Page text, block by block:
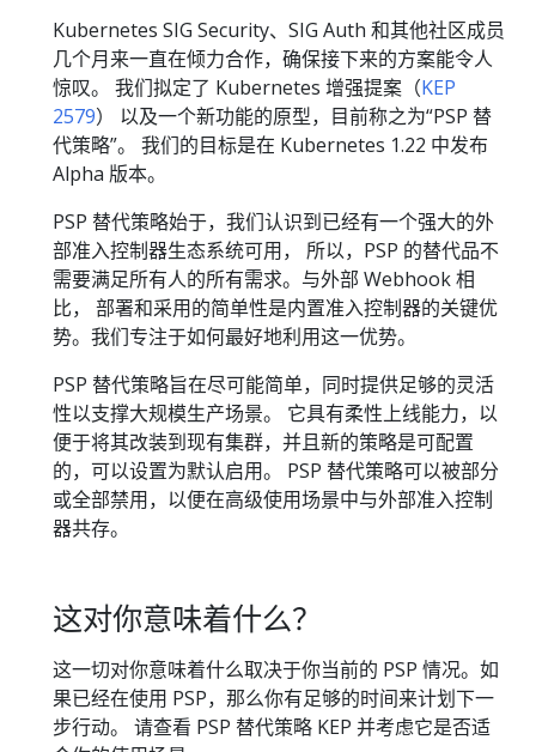
Kubernetes SIG Security、SIG Auth 和其他社区成员
几个月来一直在倾力合作，确保接下来的方案能令人
惊叹。 我们拟定了 Kubernetes 增强提案（KEP
2579） 以及一个新功能的原型，目前称之为“PSP 替
代策略”。 我们的目标是在 Kubernetes 1.22 中发布
Alpha 版本。
PSP 替代策略始于，我们认识到已经有一个强大的外
部准入控制器生态系统可用， 所以，PSP 的替代品不
需要满足所有人的所有需求。与外部 Webhook 相
比， 部署和采用的简单性是内置准入控制器的关键优
势。我们专注于如何最好地利用这一优势。
PSP 替代策略旨在尽可能简单，同时提供足够的灵活
性以支撑大规模生产场景。 它具有柔性上线能力，以
便于将其改装到现有集群，并且新的策略是可配置
的，可以设置为默认启用。 PSP 替代策略可以被部分
或全部禁用，以便在高级使用场景中与外部准入控制
器共存。
这对你意味着什么？
这一切对你意味着什么取决于你当前的 PSP 情况。如
果已经在使用 PSP，那么你有足够的时间来计划下一
步行动。 请查看 PSP 替代策略 KEP 并考虑它是否适